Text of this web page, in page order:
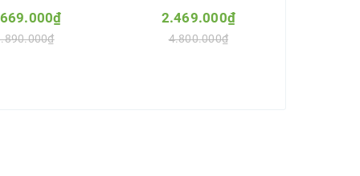
2.469.000₫
4.800.000₫